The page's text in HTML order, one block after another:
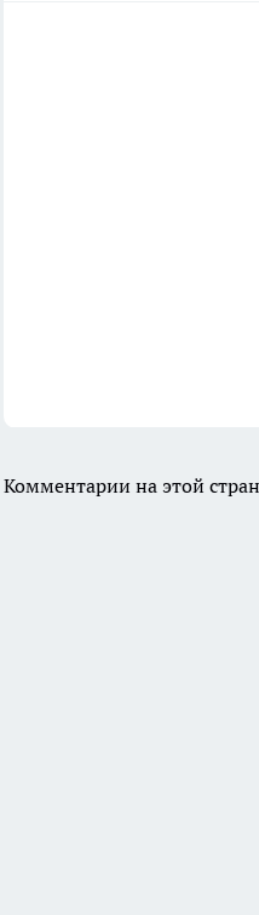
Комментарии на этой